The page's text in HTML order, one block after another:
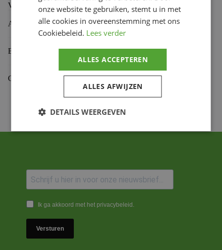
V PARTS 6 Screw allen fairing
Aanvullende informatie
Beoordelingen (0)
Gekoppelde Motoren
Ik ga akkoord met het privacybeleid.
Versturen
onze website te gebruiken, stemt u in met
alle cookies in overeenstemming met ons
Cookiebeleid. Lees verder
ALLES ACCEPTEREN
ALLES AFWIJZEN
DETAILS WEERGEVEN